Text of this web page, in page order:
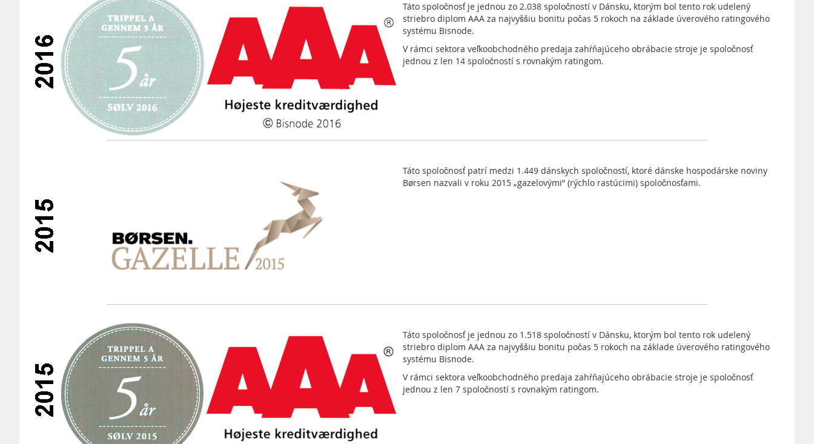
Táto spoločnosť je jednou zo 2.038 spoločností v Dánsku, ktorým bol tento rok udelený
striebro diplom AAA za najvyššiu bonitu počas 5 rokoch na základe úverového ratingového
systému Bisnode.
V rámci sektora veľkoobchodného predaja zahŕňajúceho obrábacie stroje je spoločnosť
jednou z len 14 spoločností s rovnakým ratingom.
Táto spoločnosť patrí medzi 1.449 dánskych spoločností, ktoré dánske hospodárske noviny
Børsen nazvali v roku 2015 „gazelovými“ (rýchlo rastúcimi) spoločnosťami.
Táto spoločnosť je jednou zo 1.518 spoločností v Dánsku, ktorým bol tento rok udelený
striebro diplom AAA za najvyššiu bonitu počas 5 rokoch na základe úverového ratingového
systému Bisnode.
V rámci sektora veľkoobchodného predaja zahŕňajúceho obrábacie stroje je spoločnosť
jednou z len 7 spoločností s rovnakým ratingom.